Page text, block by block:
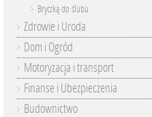
Bryczką do ślubu
Zdrowie i Uroda
Dom i Ogród
Motoryzacja i transport
Finanse i Ubezpieczenia
Budownictwo